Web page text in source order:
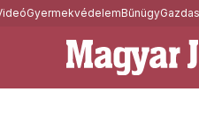
GyermekvédelemBűnügy